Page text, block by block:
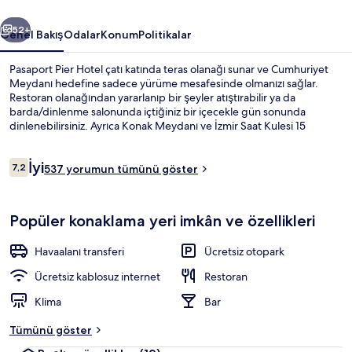
Sonraki
52+
Genel BakışOdalarKonumPolitikalar
Pasaport Pier Hotel çatı katında teras olanağı sunar ve Cumhuriyet
Meydanı hedefine sadece yürüme mesafesinde olmanızı sağlar.
Restoran olanağından yararlanıp bir şeyler atıştırabilir ya da
barda/dinlenme salonunda içtiğiniz bir içecekle gün sonunda
dinlenebilirsiniz. Ayrıca Konak Meydanı ve İzmir Saat Kulesi 15
Çankaya İstasyonu 11 dakikalık yürüme mesafesinde bulunur.
Yorumlar
7,27,2/10
İyi537 yorumun tümünü göster
Popüler konaklama yeri imkân ve özellikleri
Havaalanı transferi
Ücretsiz otopark
Ücretsiz kablosuz internet
Restoran
Klima
Bar
Tümünü göster